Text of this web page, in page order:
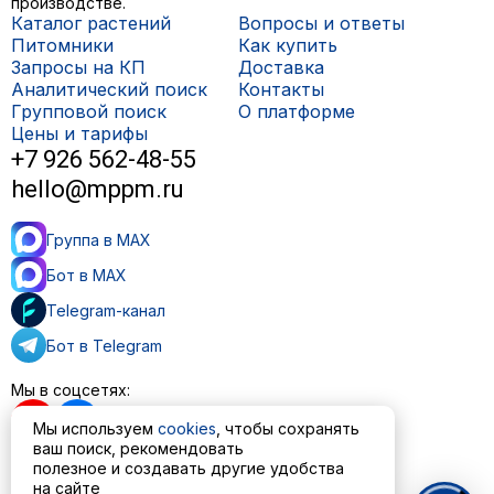
Каталог растений
Питомники
Запросы на КП
Аналитический поиск
Групповой поиск
Цены и тарифы
Вопросы и ответы
Как купить
Доставка
Контакты
О платформе
+7 926 562-48-55
hello@mppm.ru
Группа в MAX
Бот в MAX
Telegram-канал
Бот в Telegram
Мы в соцсетях:
Пользовательское соглашение
Мы используем cookies , чтобы сохранять
ваш поиск, рекомендовать
полезное и создавать другие удобства
на сайте